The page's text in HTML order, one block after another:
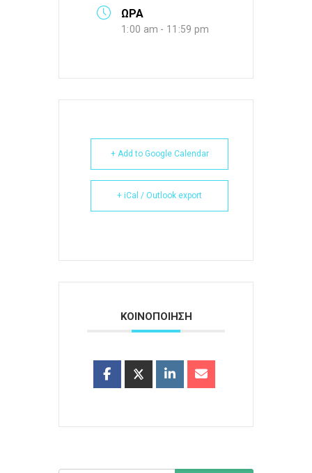
ΩΡΑ
1:00 am - 11:59 pm
+ Add to Google Calendar
+ iCal / Outlook export
ΚΟΙΝΟΠΟΙΗΣΗ